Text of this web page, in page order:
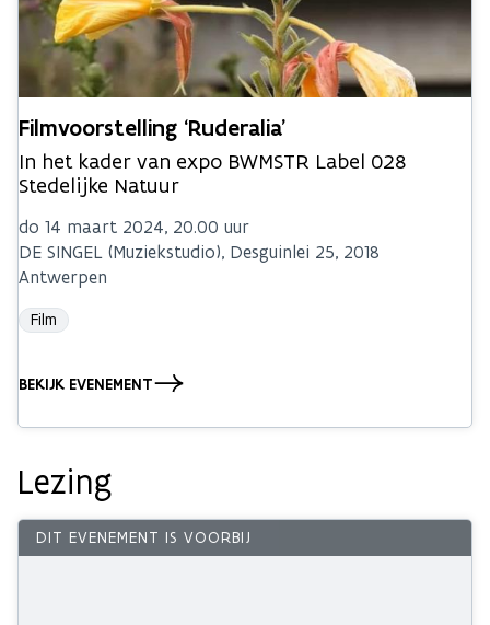
Filmvoorstelling ‘Ruderalia’
In het kader van expo BWMSTR Label 028
Stedelijke Natuur
do 14 maart 2024, 20.00 uur
DE SINGEL (Muziekstudio), Desguinlei 25, 2018
Antwerpen
Film
BEKIJK EVENEMENT
Lezing